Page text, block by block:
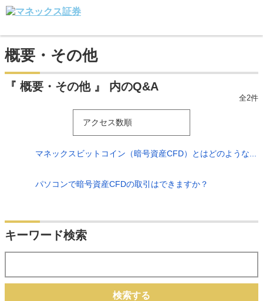
概要・その他
『 概要・その他 』 内のQ&A
全2件
アクセス数順
マネックスビットコイン（暗号資産CFD）とはどのような...
パソコンで暗号資産CFDの取引はできますか？
キーワード検索
検索する